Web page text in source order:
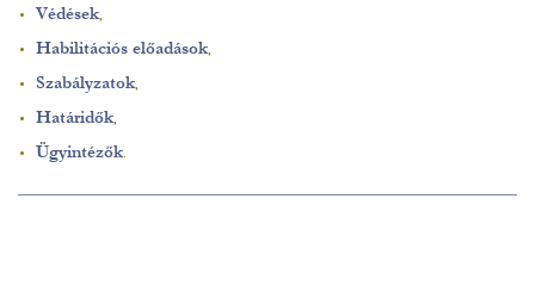
Védések,
Habilitációs előadások,
Szabályzatok,
Határidők,
Ügyintézők.